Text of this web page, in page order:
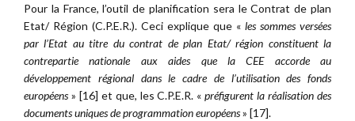
Pour la France, l’outil de planification sera le Contrat de plan
Etat/ Région (C.P.E.R.). Ceci explique que « les sommes versées
par l’Etat au titre du contrat de plan Etat/ région constituent la
contrepartie nationale aux aides que la CEE accorde au
développement régional dans le cadre de l’utilisation des fonds
européens » [16] et que, les C.P.E.R. «préfigurent la réalisation des
documents uniques de programmation européens» [17].